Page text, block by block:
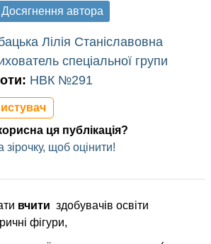
Лілія Станіславовна
спеціальної групи
НВК №291
ця публікація?
зірочку, щоб оцінити!
Досягнення автора
вчити здобувачів освіти
фігури,